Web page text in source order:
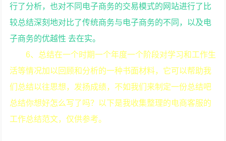
行了分析，也对不同电子商务的交易模式的网站进行了比
较总结深刻地对比了传统商务与电子商务的不同，以及电
子商务的优越性 去在实。
6、总结在一个时期一个年度一个阶段对学习和工作生
活等情况加以回顾和分析的一种书面材料，它可以帮助我
们总结以往思想，发扬成绩，不如我们来制定一份总结吧
总结你想好怎么写了吗？以下是我收集整理的电商客服的
工作总结范文，仅供参考。